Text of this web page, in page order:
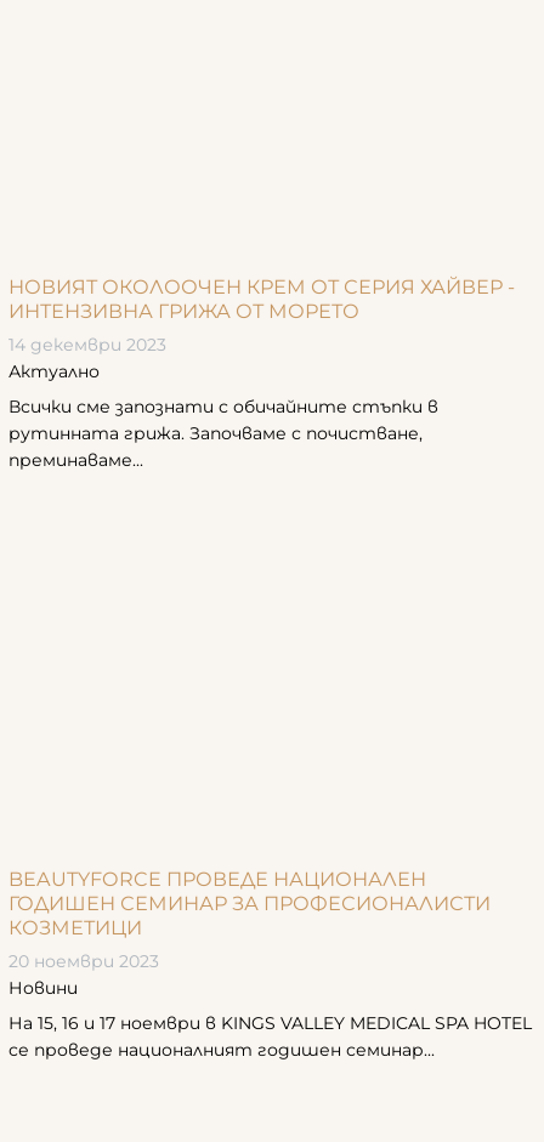
НОВИЯТ ОКОЛООЧЕН КРЕМ ОТ СЕРИЯ ХАЙВЕР -
ИНТЕНЗИВНА ГРИЖА ОТ МОРЕТО
14 декември 2023
Актуално
Всички сме запознати с обичайните стъпки в
рутинната грижа. Започваме с почистване,
преминаваме...
BEAUTYFORCE ПРОВЕДЕ НАЦИОНАЛЕН
ГОДИШЕН СЕМИНАР ЗА ПРОФЕСИОНАЛИСТИ
КОЗМЕТИЦИ
20 ноември 2023
Новини
На 15, 16 и 17 ноември в KINGS VALLEY MEDICAL SPA HOTEL
се проведе националният годишен семинар...